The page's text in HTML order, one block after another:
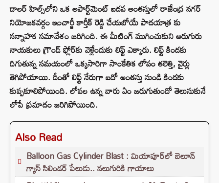
డాలర్ హిల్స్‌లోని ఒక అపార్ట్‌మెంట్ ఐదవ అంతస్తులో రాజేంద్ర నగర్
నియోజకవర్గం ఇంచార్జీ కార్తీక్ రెడ్డి చేయబోయే పాదయాత్ర కు
సన్నాహక సమావేశం జరిగింది. ఈ మీటింగ్ ముగించుకుని ఆరుగురు
నాయకులు గ్రౌండ్ ఫ్లోర్‌కు వెళ్లేందుకు లిఫ్ట్ ఎక్కారు. లిఫ్ట్ కిందకు
దిగుతున్న సమయంలో ఒక్కసారిగా సాంకేతిక లోపం తలెత్తి, వైర్లు
తెగిపోయాయి. దీంతో లిఫ్ట్ నేరుగా ఐదో అంతస్తు నుండి కిందకు
కుప్పకూలిపోయింది. లోపల ఉన్న వారు ఏం జరుగుతుందో తెలుసుకునే
లోపే ప్రమాదం జరిగిపోయింది.
Also Read
Balloon Gas Cylinder Blast : మియాపూర్‌లో బెలూన్
గ్యాస్ సిలిండర్ పేలుడు.. నలుగురికి గాయాలు